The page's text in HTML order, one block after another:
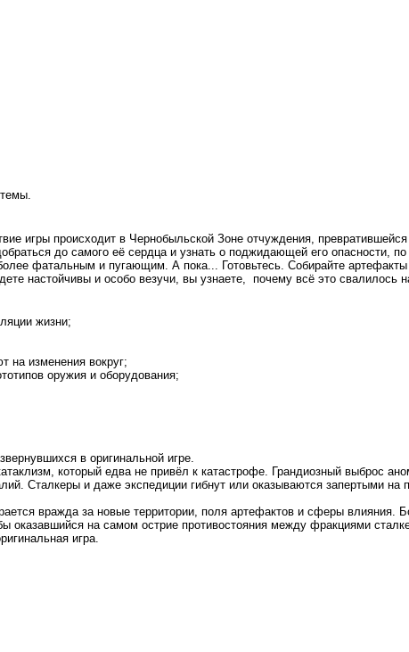
игры происходит в Чернобыльской Зоне отчуждения,
до самого её сердца и узнать о поджидающей его опасности,
фатальным и пугающим. А пока... Готовьтесь. Собирайте
настойчивы и особо везучи, вы узнаете, почему всё это свалилось
жизни;
на изменения вокруг;
оружия и оборудования;
в оригинальной игре.
который едва не привёл к катастрофе. Грандиозный выброс
Сталкеры и даже экспедиции гибнут или оказываются запертыми на
вражда за новые территории, поля артефактов и сферы влияния.
на самом острие противостояния между фракциями
игра.